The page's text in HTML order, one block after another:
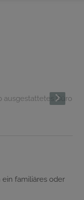
familiäres oder